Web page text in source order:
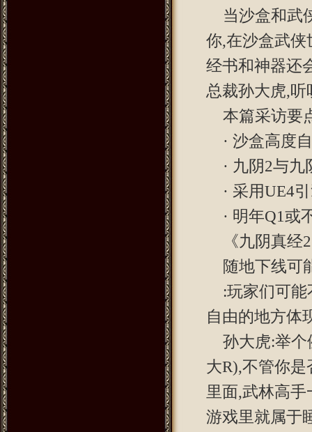
当沙盒和武
你,在沙盒武
经书和神器还
总裁孙大虎,
本篇采访要
· 沙盒高度
· 九阴2与
· 采用UE4
· 明年Q1或
《九阴真
随地下线可
:玩家们可
自由的地方体
孙大虎:举
大R),不管你
里面,武林高
游戏里就属于